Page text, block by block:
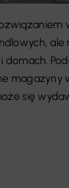
ale
magazyny
się